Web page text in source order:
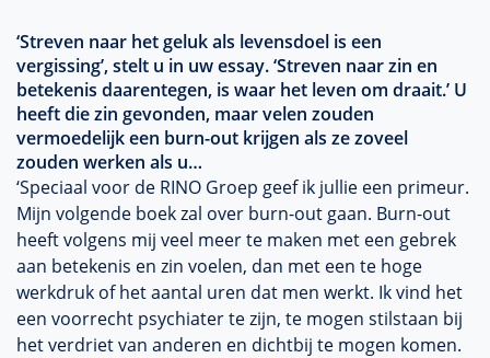
‘Streven naar het geluk als levensdoel is een
vergissing’, stelt u in uw essay. ‘Streven naar zin en
betekenis daarentegen, is waar het leven om draait.’ U
heeft die zin gevonden, maar velen zouden
vermoedelijk een burn-out krijgen als ze zoveel
zouden werken als u…
‘Speciaal voor de RINO Groep geef ik jullie een primeur.
Mijn volgende boek zal over burn-out gaan. Burn-out
heeft volgens mij veel meer te maken met een gebrek
aan betekenis en zin voelen, dan met een te hoge
werkdruk of het aantal uren dat men werkt. Ik vind het
een voorrecht psychiater te zijn, te mogen stilstaan bij
het verdriet van anderen en dichtbij te mogen komen.